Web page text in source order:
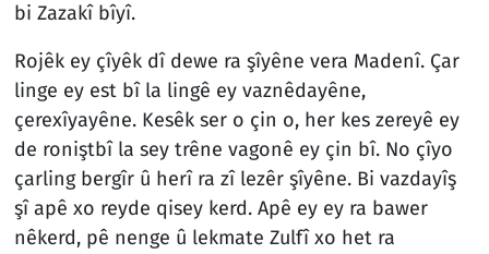
bi Zazakî bîyî.
Rojêk ey çîyêk dî dewe ra şîyêne vera Madenî. Çar
linge ey est bî la lingê ey vaznêdayêne,
çerexîyayêne. Kesêk ser o çin o, her kes zereyê ey
de roniştbî la sey trêne vagonê ey çin bî. No çîyo
çarling bergîr û herî ra zî lezêr şîyêne. Bi vazdayîş
şî apê xo reyde qisey kerd. Apê ey ey ra bawer
nêkerd, pê nenge û lekmate Zulfî xo het ra